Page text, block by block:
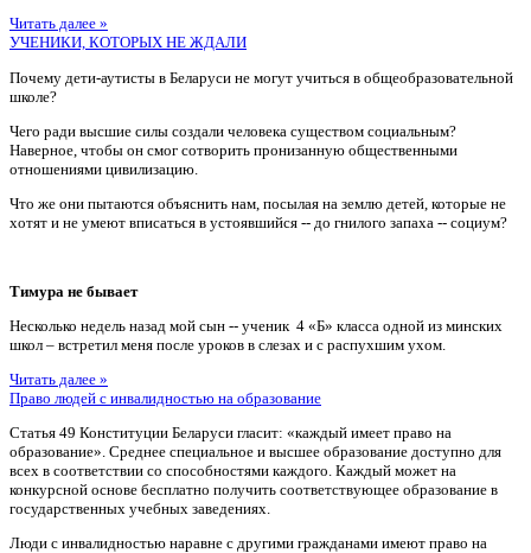
Читать далее »
УЧЕНИКИ, КОТОРЫХ НЕ ЖДАЛИ
Почему дети-аутисты в Беларуси не могут учиться в общеобразовательной
школе?
Чего ради высшие силы создали человека существом социальным?
Наверное, чтобы он смог сотворить пронизанную общественными
отношениями цивилизацию.
Что же они пытаются объяснить нам, посылая на землю детей, которые не
хотят и не умеют вписаться в устоявшийся -- до гнилого запаха -- социум?
Тимура не бывает
Несколько недель назад мой сын -- ученик 4 «Б» класса одной из минских
школ – встретил меня после уроков в слезах и с распухшим ухом.
Читать далее »
Право людей с инвалидностью на образование
Статья 49 Конституции Беларуси гласит: «каждый имеет право на
образование». Среднее специальное и высшее образование доступно для
всех в соответствии со способностями каждого. Каждый может на
конкурсной основе бесплатно получить соответствующее образование в
государственных учебных заведениях.
Люди с инвалидностью наравне с другими гражданами имеют право на